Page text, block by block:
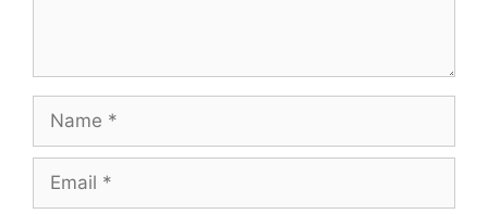
Name
Email